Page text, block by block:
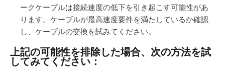
ークケーブルは接続速度の低下を引き起こす可能性があ
ります。ケーブルが最高速度要件を満たしているか確認
し、ケーブルの交換を試みてください。
上記の可能性を排除した場合、次の方法を試
してみてください：